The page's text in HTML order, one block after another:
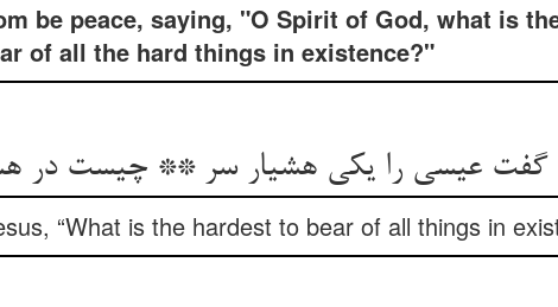
be peace, saying, "O Spirit of God, what is
of all the hard things in existence?"
گفت عیسی را یکی هشیار سر ** چیست در
“What is the hardest to bear of all things in